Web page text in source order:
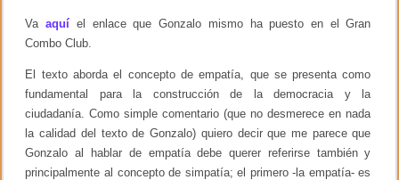
n
m
b
a
Vaaquí el enlace que Gonzalo mismo ha puesto en el Gran
Combo Club.
El texto aborda el concepto de empatía, que se presenta como
fundamental para la construcción de la democracia y la
ciudadanía. Como simple comentario (que no desmerece en nada
la calidad del texto de Gonzalo) quiero decir que me parece que
Gonzalo al hablar de empatía debe querer referirse también y
principalmente al concepto de simpatía; el primero -la empatía- es